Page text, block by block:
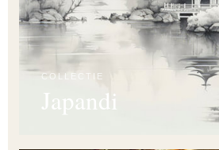
COLLECTIE
Japandi